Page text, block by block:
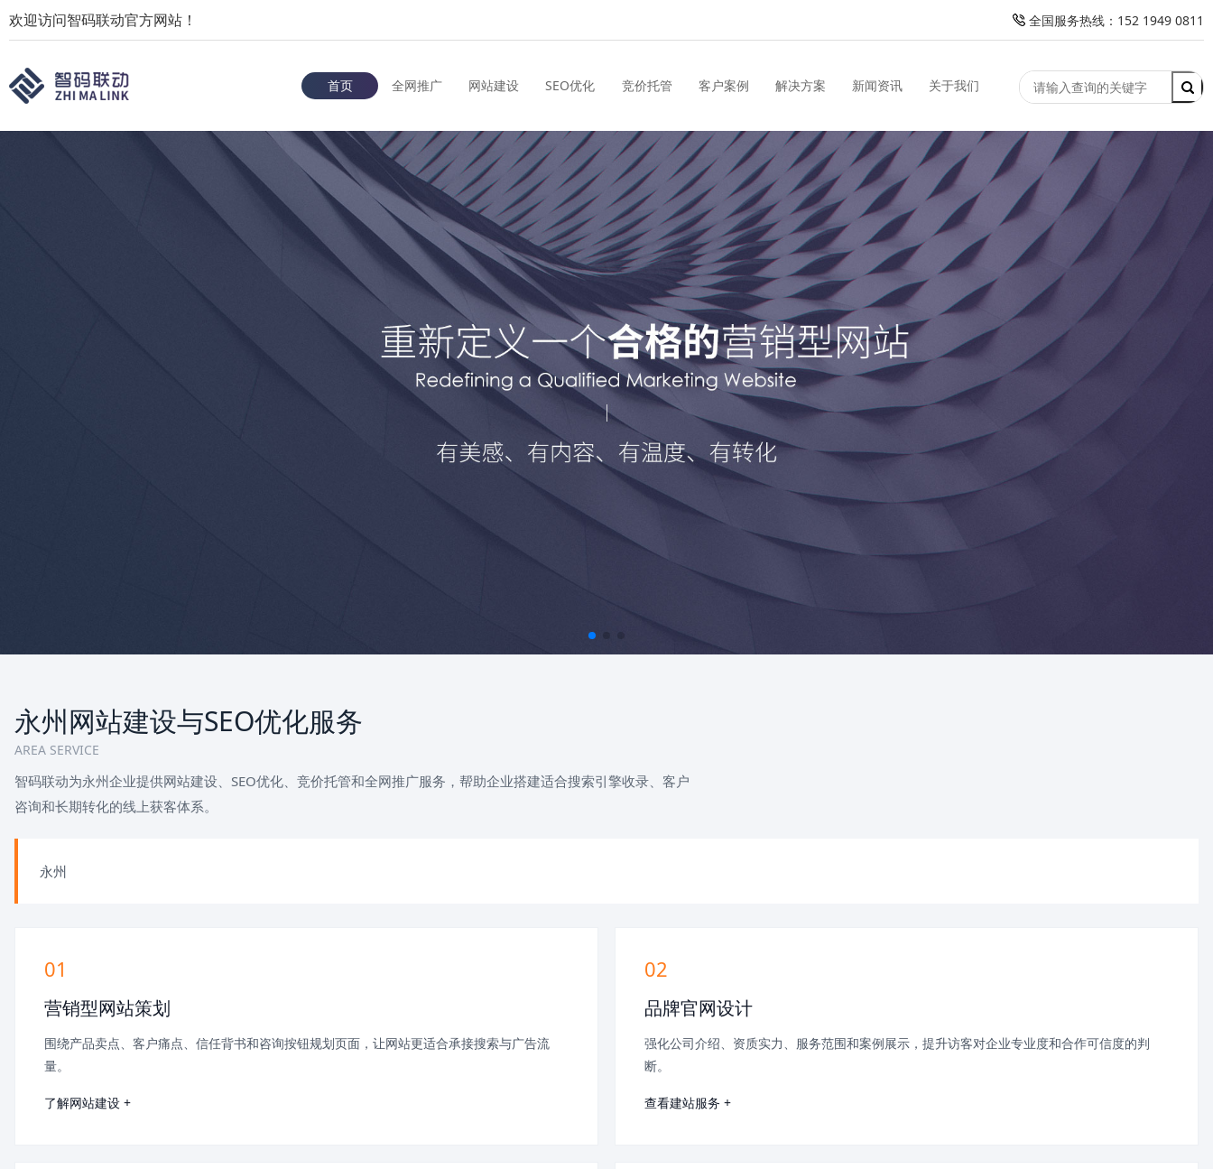
欢迎访问智码联动官方网站！ 全国服务热线：152 1949 0811
首页 全网推广 网站建设 SEO优化 竞价托管 客户案例 解决方案 新闻资讯 关于我们
永州网站建设与SEO优化服务
AREA SERVICE
智码联动为永州企业提供网站建设、SEO优化、竞价托管和全网推广服务，帮助企业搭建适合搜索引擎收录、客户
咨询和长期转化的线上获客体系。
永州
01
营销型网站策划
围绕产品卖点、客户痛点、信任背书和咨询按钮规划页面，让网站更适合承接搜索与广告流
量。
了解网站建设 +
02
品牌官网设计
强化公司介绍、资质实力、服务范围和案例展示，提升访客对企业专业度和合作可信度的判
断。
查看建站服务 +